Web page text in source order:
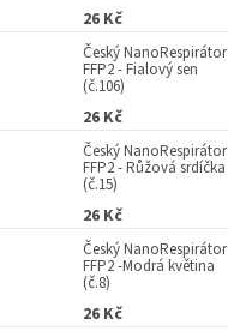
26 Kč
Český NanoRespirátor
FFP2 - Fialový sen
(č.106)
26 Kč
Český NanoRespirátor
FFP2 - Růžová srdíčka
(č.15)
26 Kč
Český NanoRespirátor
FFP2 -Modrá květina
(č.8)
26 Kč